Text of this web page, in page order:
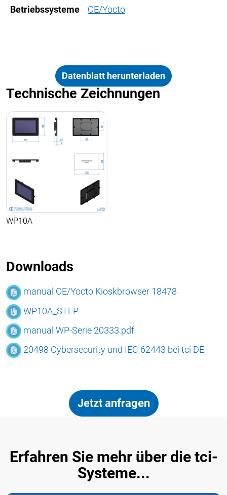
Betriebssysteme OE/Yocto
Datenblatt herunterladen
Technische Zeichnungen
WP10A
Downloads
manual OE/Yocto Kioskbrowser 18478
WP10A_STEP
manual WP-Serie 20333.pdf
20498 Cybersecurity und IEC 62443 bei tci DE
Jetzt anfragen
Erfahren Sie mehr über die tci-
Systeme...